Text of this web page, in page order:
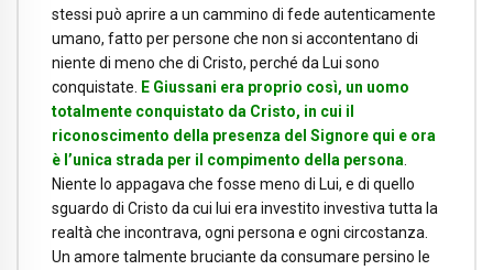
stessi può aprire a un cammino di fede autenticamente
umano, fatto per persone che non si accontentano di
niente di meno che di Cristo, perché da Lui sono
conquistate. E Giussani era proprio così, un uomo
totalmente conquistato da Cristo, in cui il
riconoscimento della presenza del Signore qui e ora
è l’unica strada per il compimento della persona
Niente lo appagava che fosse meno di Lui, e di quello
sguardo di Cristo da cui lui era investito investiva tutta la
realtà che incontrava, ogni persona e ogni circostanza.
Un amore talmente bruciante da consumare persino le